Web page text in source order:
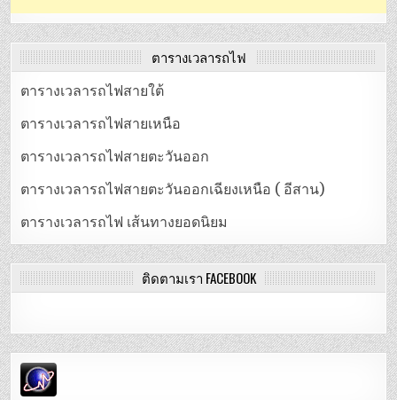
ตารางเวลารถไฟ
ตารางเวลารถไฟสายใต้
ตารางเวลารถไฟสายเหนือ
ตารางเวลารถไฟสายตะวันออก
ตารางเวลารถไฟสายตะวันออกเฉียงเหนือ ( อีสาน)
ตารางเวลารถไฟ เส้นทางยอดนิยม
ติดตามเรา FACEBOOK